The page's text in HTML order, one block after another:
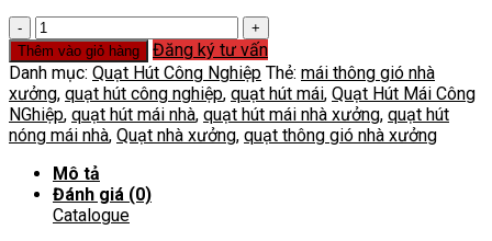
Quạt
Hút
Mái
Nhà
Xưởng
số
lượng
Thêm vào giỏ hàng
Đăng ký tư vấn
Danh mục: Quạt Hút Công Nghiệp Thẻ: mái thông gió nhà
xưởng, quạt hút công nghiệp, quạt hút mái, Quạt Hút Mái Công
NGhiệp, quạt hút mái nhà, quạt hút mái nhà xưởng, quạt hút
nóng mái nhà, Quạt nhà xưởng, quạt thông gió nhà xưởng
Mô tả
Đánh giá (0)
Catalogue